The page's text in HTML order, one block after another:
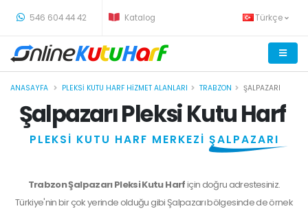
546 604 44 42 Katalog Türkçe
ANASAYFA PLEKSI KUTU HARF HIZMET ALANLARI TRABZON ŞALPAZARI
Şalpazarı Pleksi Kutu Harf
PLEKSİ KUTU HARF MERKEZİ ŞALPAZARI
Trabzon Şalpazarı Pleksi Kutu Harfiçin doğru adrestesiniz.
Türkiye'nin bir çok yerinde olduğu gibi Şalpazarı bölgesinde de örnek